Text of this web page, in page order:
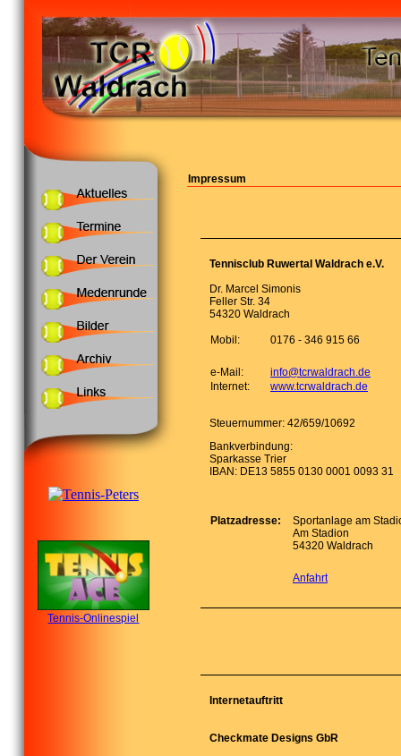
Tennis-Onlinespiel
Impressum
Tennisclub Ruwertal Waldrach e.V.
Dr. Marcel Simonis
Feller Str. 34
54320 Waldrach
Mobil: 0176 - 346 915 66
e-Mail:
info@tcrwaldrach.de
Internet:
www.tcrwaldrach.de
Steuernummer: 42/659/10692
Bankverbindung:
Sparkasse Trier
IBAN: DE13 5855 0130 0001 0093 31
Platzadresse:
Sportanlage am
Am Stadion
54320 Waldrach
Anfahrt
Internetauftritt
Checkmate Designs GbR